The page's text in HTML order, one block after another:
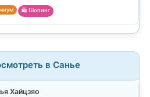
🛍️ Шопинг
в Санье
Хайцзяо